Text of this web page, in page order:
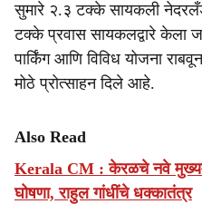
सुमारे २.३ टक्के सायकली
टक्के प्रवास सायकलद्वारे केला
पार्किंग आणि विविध योजना
मोठे प्रोत्साहन दिले आहे.
Also Read
Kerala CM : केरळचे नवे
घोषणा, राहुल गांधींचे धक्कातंत्र